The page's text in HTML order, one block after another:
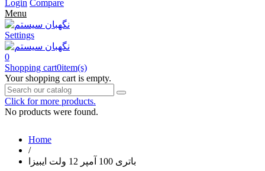
Login Compare
Menu
Settings
0
Shopping cart0item(s)
Your shopping cart is empty.
Click for more products.
No products were found.
Home
/
باتری 100 آمپر 12 ولت ایبیزا